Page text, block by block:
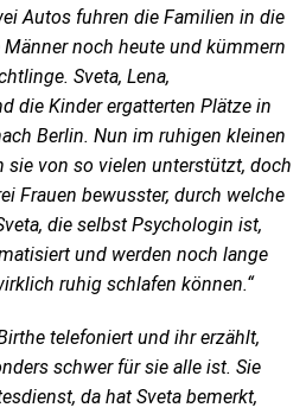
Autos fuhren die Familien in die
noch heute und kümmern
Sveta, Lena,
die Kinder ergatterten Plätze in
Berlin. Nun im ruhigen kleinen
sie von so vielen unterstützt, doch
Frauen bewusster, durch welche
die selbst Psychologin ist,
und werden noch lange
ruhig schlafen können.“
telefoniert und ihr erzählt,
schwer für sie alle ist. Sie
da hat Sveta bemerkt,